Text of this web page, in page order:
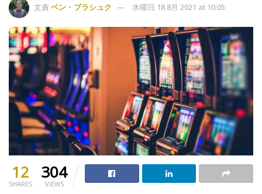
文責 ベン・ブラシュク 水曜日 18 8月 2021 at 10:05
12
SHARES
304
VIEWS